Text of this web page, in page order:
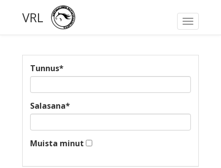
Toggle
VRL
Tunnus*
Salasana*
Muista minut